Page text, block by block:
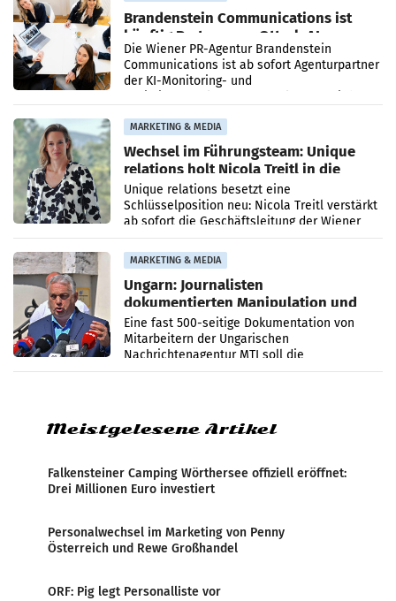
Brandenstein Communications ist
künftig Partner von OtterlyAI
Die Wiener PR-Agentur Brandenstein
Communications ist ab sofort Agenturpartner
der KI-Monitoring- und
MARKETING & MEDIA
Wechsel im Führungsteam: Unique
relations holt Nicola Treitl in die
Geschäftsleitung
Unique relations besetzt eine
Schlüsselposition neu: Nicola Treitl verstärkt
ab sofort die Geschäftsleitung der Wiener
PR-Agentur an der Seite von Josef Kalina und
Anna Kalina-Mahr.
MARKETING & MEDIA
Ungarn: Journalisten
dokumentierten Manipulation und
Zensur
Eine fast 500-seitige Dokumentation von
Mitarbeitern der Ungarischen
Nachrichtenagentur MTI soll die
systematische Nachrichten-Manipulation und
Meistgelesene Artikel
Falkensteiner Camping Wörthersee offiziell eröffnet:
Drei Millionen Euro investiert
Personalwechsel im Marketing von Penny
Österreich und Rewe Großhandel
ORF: Pig legt Personalliste vor